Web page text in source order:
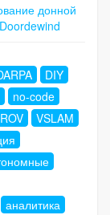
донной
DIY
no-code
VSLAM
аналитика